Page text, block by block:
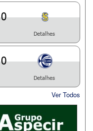
0
Detalhes
0
Detalhes
Ver Todos